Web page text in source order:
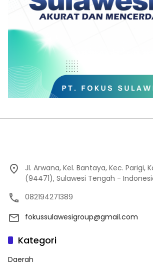
Jl. Arwana, Kel. Bantaya, Kec. Parigi,
(94471), Sulawesi Tengah -
082194271389
fokussulawesigroup@gmail.com
Kategori
Daerah